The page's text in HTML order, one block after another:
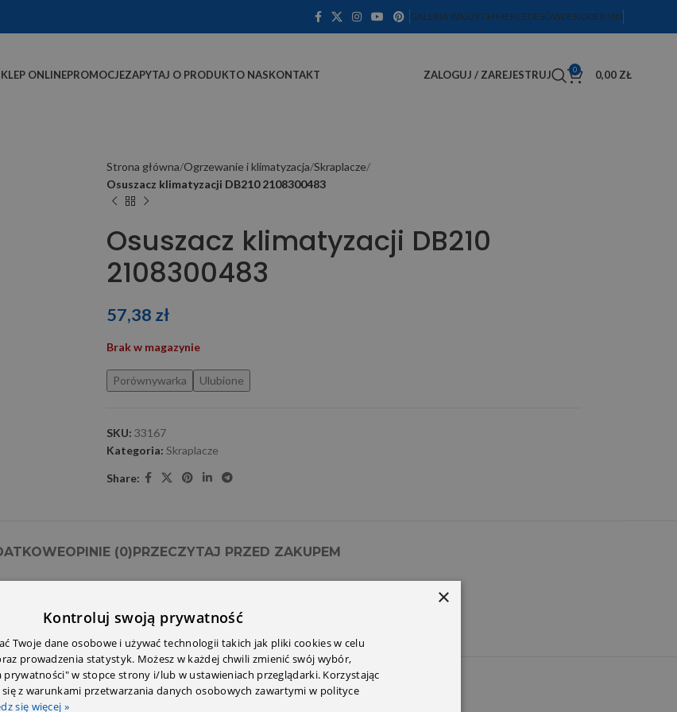
GALERIA WASZYCH MERCEDESÓWDEKODER VIN
ONLINEPROMOCJEZAPYTAJ O PRODUKTO NASKONTAKT ZALOGUJ / ZAREJESTRUJ 0 0,00 ZŁ
Strona główna Ogrzewanie i klimatyzacja Skraplacze
Osuszacz klimatyzacji DB210 2108300483
Osuszacz klimatyzacji DB210
2108300483
57,38 zł
Brak w magazynie
Porównywarka Ulubione
SKU: 33167
Kategoria: Skraplacze
Share:
OPINIE (0)PRZECZYTAJ PRZED ZAKUPEM
×
Kontroluj swoją prywatność
Twoje dane osobowe i używać technologii takich jak pliki cookies w celu
prowadzenia statystyk. Możesz w każdej chwili zmienić swój wybór,
prywatności" w stopce strony i/lub w ustawieniach przeglądarki. Korzystając
się z warunkami przetwarzania danych osobowych zawartymi w polityce
się więcej »